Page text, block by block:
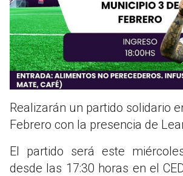
Realizarán un partido solidario
Febrero con la presencia de
El partido será este
desde las 17:30 horas en el